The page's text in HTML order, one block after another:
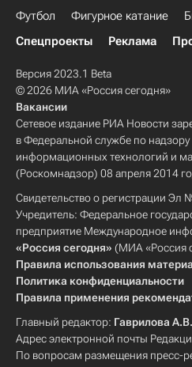
Футбол Фигурное катание
Спецпроекты
Реклама
Версия 2023.1 Beta
© 2026 МИА «Россия сегодня»
Вакансии
Сетевое издание РИА Новости
в Федеральной службе по надзору
информационных технологий и
(Роскомнадзор) 08 апреля 2014
Свидетельство о регистрации
Учредитель: Федеральное
предприятие Международное
«Россия сегодня» (МИА «Россия
Правила использования
Политика конфиденциальности
Правила применения
Главный редактор: Гаврилова А.В.
Адрес электронной почты
По вопросам размещения пресс-